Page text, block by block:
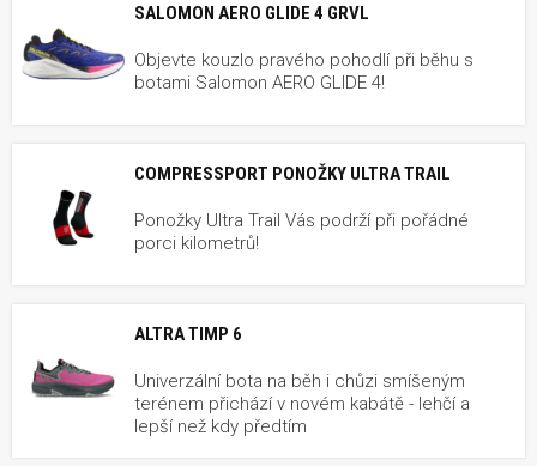
SALOMON AERO GLIDE 4 GRVL
Objevte kouzlo pravého pohodlí při běhu s
botami Salomon AERO GLIDE 4!
COMPRESSPORT PONOŽKY ULTRA TRAIL
Ponožky Ultra Trail Vás podrží při pořádné
porci kilometrů!
ALTRA TIMP 6
Univerzální bota na běh i chůzi smíšeným
terénem přichází v novém kabátě - lehčí a
lepší než kdy předtím